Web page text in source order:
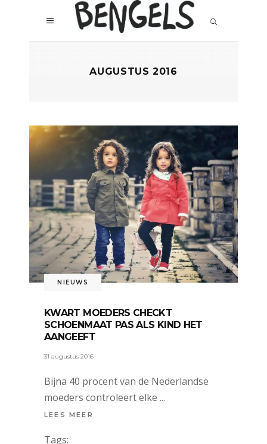
AUGUSTUS 2016
NIEUWS
KWART MOEDERS CHECKT
SCHOENMAAT PAS ALS KIND HET
AANGEEFT
31 augustus 2016
Bijna 40 procent van de Nederlandse
moeders controleert elke
LEES MEER
Tags: